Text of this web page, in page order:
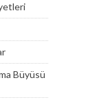
Büyüsü